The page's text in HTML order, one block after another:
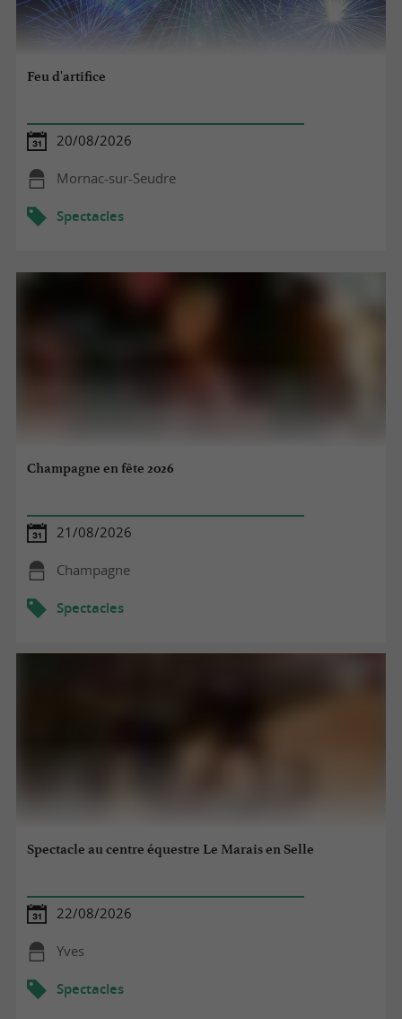
Feu d'artifice
20/08/2026
Mornac-sur-Seudre
Spectacles
Champagne en fête 2026
21/08/2026
Champagne
Spectacles
Spectacle au centre équestre Le Marais en Selle
22/08/2026
Yves
Spectacles